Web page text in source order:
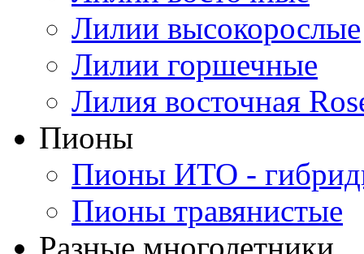
Лилии высокорослые
Лилии горшечные
Лилия восточная
Пионы
Пионы ИТО -
Пионы травянистые